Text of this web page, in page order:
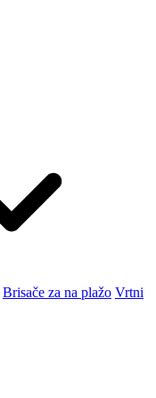
Brisače za na plažo Vrtni